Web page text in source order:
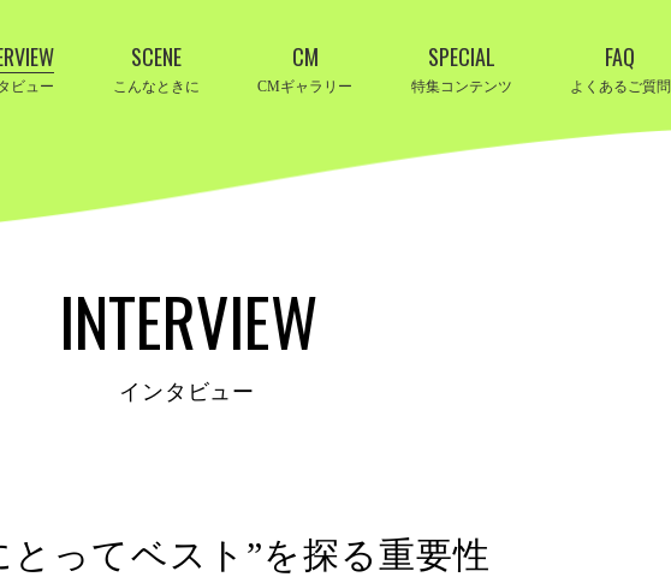
ビュー
SCENE
こんなときに
CM
CMギャラリー
SPECIAL
特集コンテンツ
FAQ
よくあるご質問
INTERVIEW
インタビュー
とってベスト”を探る重要性